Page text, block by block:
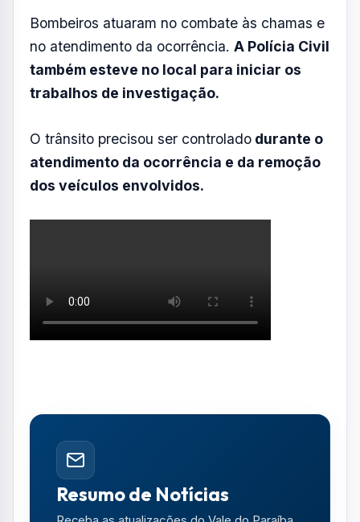
Bombeiros atuaram no combate às chamas e
no atendimento da ocorrência. A Polícia Civil
também esteve no local para iniciar os
trabalhos de investigação.
O trânsito precisou ser controlado durante o
atendimento da ocorrência e da remoção
dos veículos envolvidos.
Resumo de Notícias